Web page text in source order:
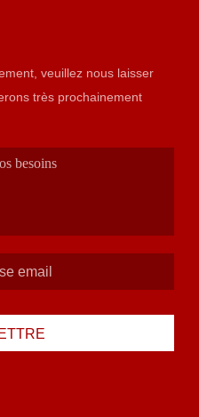
veuillez nous laisser
très prochainement